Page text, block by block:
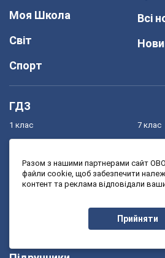
Моя Школа
Світ
Спорт
Всі
ГДЗ
1 клас
2 клас
3 клас
4 клас
7 клас
9 клас
10 клас
Разом з нашими партнерами сайт
файли cookie, щоб забезпечити
контент та реклама відповідали
Прийняти